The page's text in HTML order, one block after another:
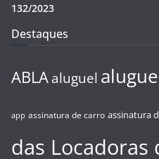
132/2023
Destaques
ABLA aluguel
app assinatura de carro assinatura
das Locadoras